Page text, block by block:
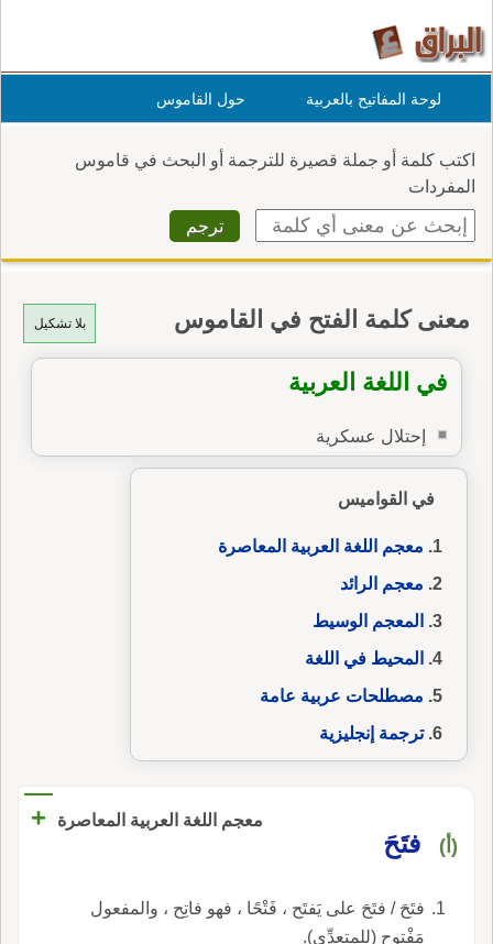
لوحة المفاتيح بالعربية حول القاموس
اكتب كلمة أو جملة قصيرة للترجمة أو البحث في قاموس
المفردات
بلا تشكيل معنى كلمة الفتح في القاموس
في اللغة العربية
إحتلال عسكرية
في القواميس
معجم اللغة العربية المعاصرة
معجم الرائد
المعجم الوسيط
المحيط في اللغة
مصطلحات عربية عامة
ترجمة إنجليزية
معجم اللغة العربية المعاصرة +
(أ) فتَحَ
فتَحَ / فتَحَ على يَفتَح ، فَتْحًا ، فهو فاتِح ، والمفعول
مَفْتوح (للمتعدِّي).